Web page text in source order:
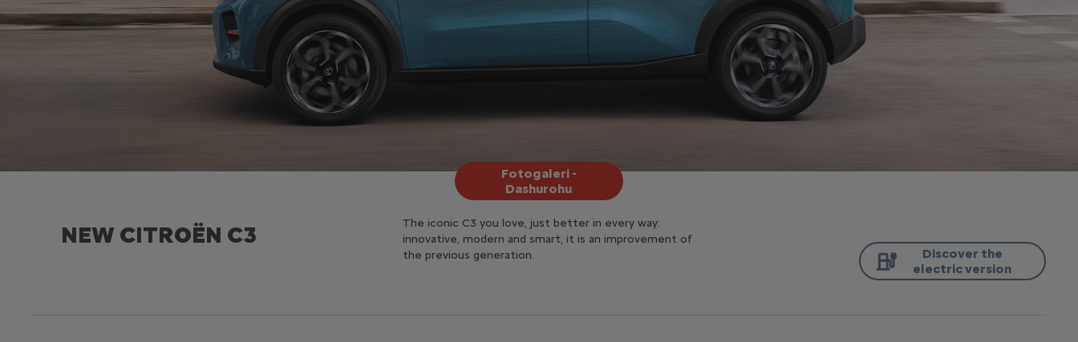
Fotogaleri -
Dashurohu
NEW CITROËN C3
The iconic C3 you love, just better in every way:
innovative, modern and smart, it is an improvement of
the previous generation.
Discover the
electric version